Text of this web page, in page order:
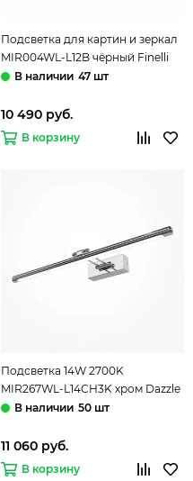
Подсветка для картин и зеркал
MIR004WL-L12B чёрный Finelli
Maytoni
47 шт
10 490 руб.
В корзину
Подсветка 14W 2700K
MIR267WL-L14CH3K хром Dazzle
Mirror Maytoni50 шт
11 060 руб.
В корзину